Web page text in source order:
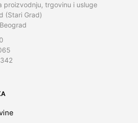
proizvodnju, trgovinu i usluge
(Stari Grad)